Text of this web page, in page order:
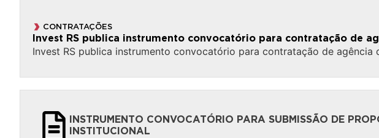
CONTRATAÇÕES
Invest RS publica instrumento convocatório para contratação de
Invest RS publica instrumento convocatório para contratação de
INSTRUMENTO CONVOCATÓRIO PARA SUBMISSÃO DE
INSTITUCIONAL